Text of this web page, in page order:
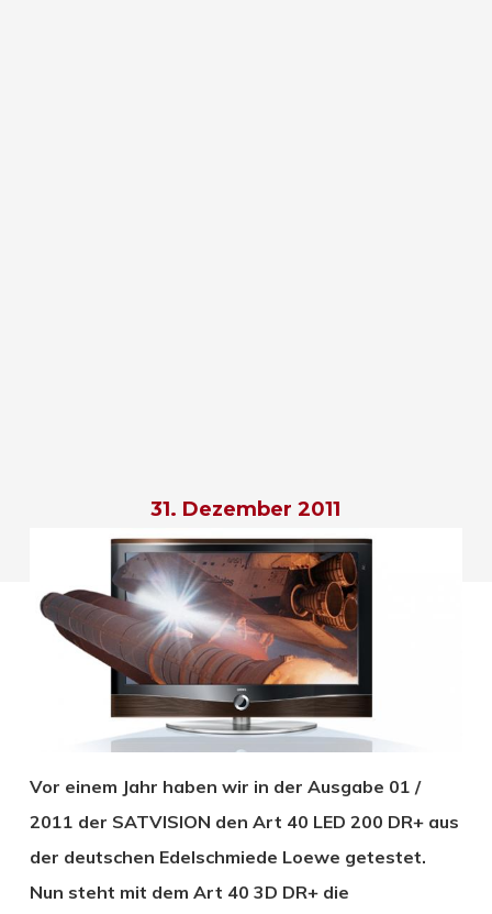
31. Dezember 2011
Vor einem Jahr haben wir in der Ausgabe 01 /
2011 der SATVISION den Art 40 LED 200 DR+ aus
der deutschen Edelschmiede Loewe getestet.
Nun steht mit dem Art 40 3D DR+ die